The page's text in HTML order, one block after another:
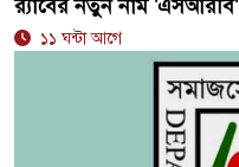
র‍্যাবের নতুন নাম 'এসআরবি'
১১ ঘন্টা আগে